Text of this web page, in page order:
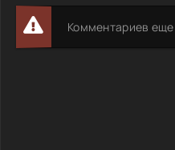
Комментариев еще